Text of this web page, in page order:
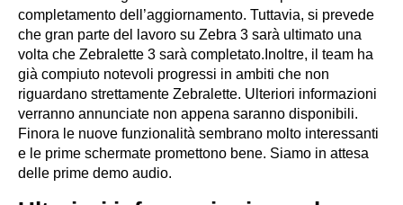
completamento dell’aggiornamento. Tuttavia, si prevede
che gran parte del lavoro su Zebra 3 sarà ultimato una
volta che Zebralette 3 sarà completato.Inoltre, il team ha
già compiuto notevoli progressi in ambiti che non
riguardano strettamente Zebralette. Ulteriori informazioni
verranno annunciate non appena saranno disponibili.
Finora le nuove funzionalità sembrano molto interessanti
e le prime schermate promettono bene. Siamo in attesa
delle prime demo audio.